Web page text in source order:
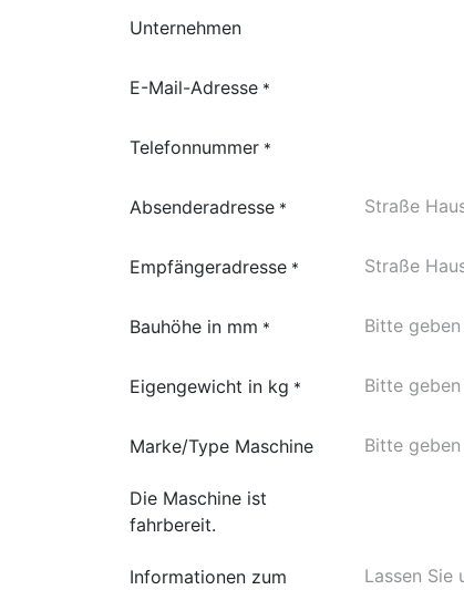
Unternehmen
E-Mail-Adresse *
Telefonnummer *
Absenderadresse *
Empfängeradresse *
Bauhöhe in mm *
Eigengewicht in kg *
Marke/Type Maschine
Die Maschine ist
fahrbereit.
Informationen zum